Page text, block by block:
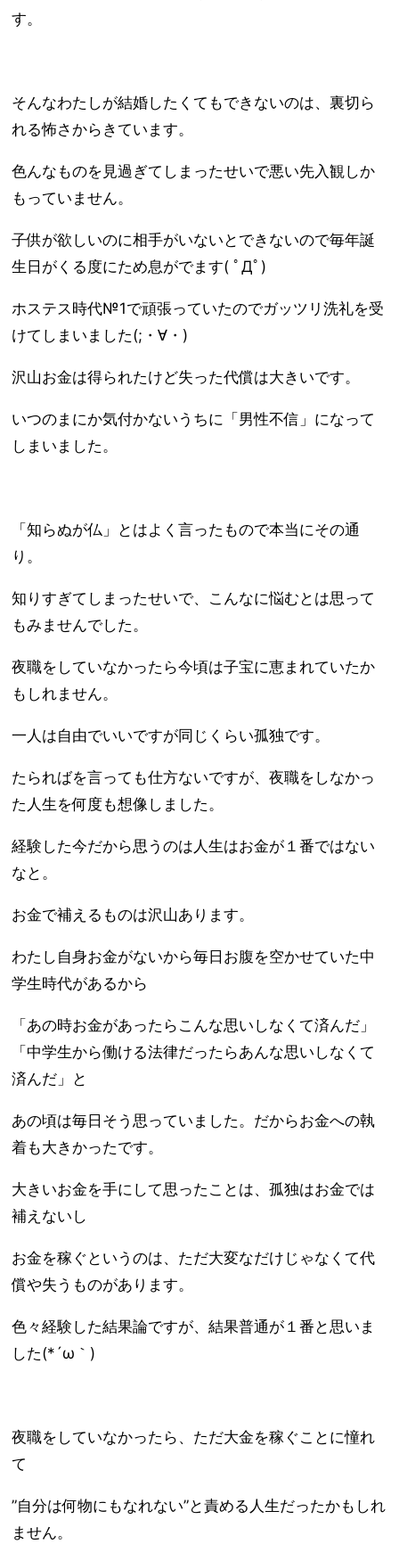
す。
そんなわたしが結婚したくてもできないのは、裏切ら
れる怖さからきています。
色んなものを見過ぎてしまったせいで悪い先入観しか
もっていません。
子供が欲しいのに相手がいないとできないので毎年誕
生日がくる度にため息がでます( ﾟДﾟ)
ホステス時代№1で頑張っていたのでガッツリ洗礼を受
けてしまいました(;・∀・)
沢山お金は得られたけど失った代償は大きいです。
いつのまにか気付かないうちに「男性不信」になって
しまいました。
「知らぬが仏」とはよく言ったもので本当にその通
り。
知りすぎてしまったせいで、こんなに悩むとは思って
もみませんでした。
夜職をしていなかったら今頃は子宝に恵まれていたか
もしれません。
一人は自由でいいですが同じくらい孤独です。
たらればを言っても仕方ないですが、夜職をしなかっ
た人生を何度も想像しました。
経験した今だから思うのは人生はお金が１番ではない
なと。
お金で補えるものは沢山あります。
わたし自身お金がないから毎日お腹を空かせていた中
学生時代があるから
「あの時お金があったらこんな思いしなくて済んだ」
「中学生から働ける法律だったらあんな思いしなくて
済んだ」と
あの頃は毎日そう思っていました。だからお金への執
着も大きかったです。
大きいお金を手にして思ったことは、孤独はお金では
補えないし
お金を稼ぐというのは、ただ大変なだけじゃなくて代
償や失うものがあります。
色々経験した結果論ですが、結果普通が１番と思いま
した(*´ω｀)
夜職をしていなかったら、ただ大金を稼ぐことに憧れ
て
”自分は何物にもなれない”と責める人生だったかもしれ
ません。